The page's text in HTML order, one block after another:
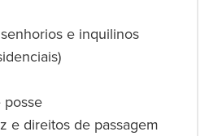
e inquilinos
posse
e direitos de passagem